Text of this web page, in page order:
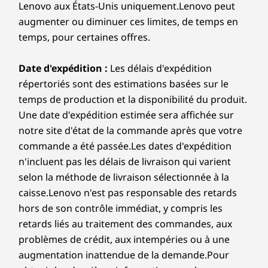
Smart Performance
Personne ne peut mieux optimiser votre PC que ceux
qui l'ont fabriqué! Lenovo Smart Performance within
performance et de sécurité, améliorera la performance
du PC et gardera votre appareil à l'écart des logiciels
malveillants.
En savoir plus >
Stylus pen sold separately
Chromebook Plus devices.
Google Power. Les résultats individuels peuvent varier en
fonction de l'utilisation.
2 x haut-parleurs stéréo 2 W par MaxxAudio ®
Caméra
Caméra web 1080p FHD
Les spécifications peuvent varier selon la région et/ou le modèle et la
disponibilité
Connectivité
Ports / Fentes
Fente pour carte MicroSD (SD 3.0)
2 x USB-C 3.2 2e génération (prise en charge du
-Encoche Nano Security Slot™ de Kensington
USB-C 3.2 Gen 2
-Bouton de volume
Bouton d'alimentation
(0) (235)
Processeur
13th Generation
Intel® Core™ i5-
1335U Processor
Système
d'exploitation
Windows 11 Home
Carte
graphique
Lenovo aux États-Unis uniquement.Lenovo peut
augmenter ou diminuer ces limites, de temps en
temps, pour certaines offres.
Date d'expédition : Les délais d'expédition
répertoriés sont des estimations basées sur le
temps de production et la disponibilité du produit.
Une date d'expédition estimée sera affichée sur
notre site d'état de la commande après que votre
commande a été passée.Les dates d'expédition
n'incluent pas les délais de livraison qui varient
selon la méthode de livraison sélectionnée à la
caisse.Lenovo n'est pas responsable des retards
hors de son contrôle immédiat, y compris les
retards liés au traitement des commandes, aux
problèmes de crédit, aux intempéries ou à une
augmentation inattendue de la demande.Pour